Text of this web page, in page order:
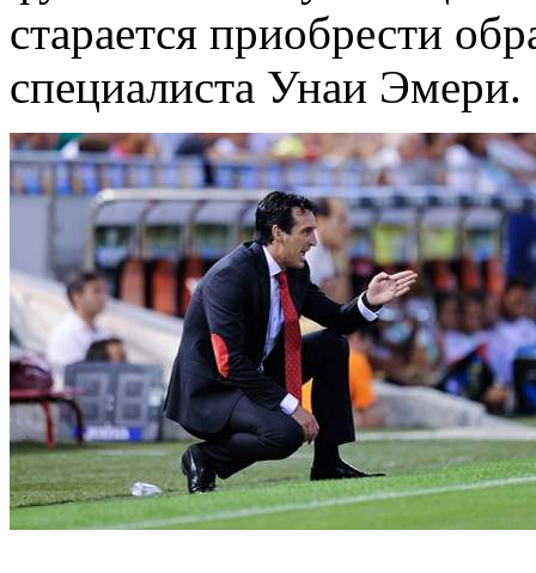
старается приобрести
специалиста Унаи Эмери.